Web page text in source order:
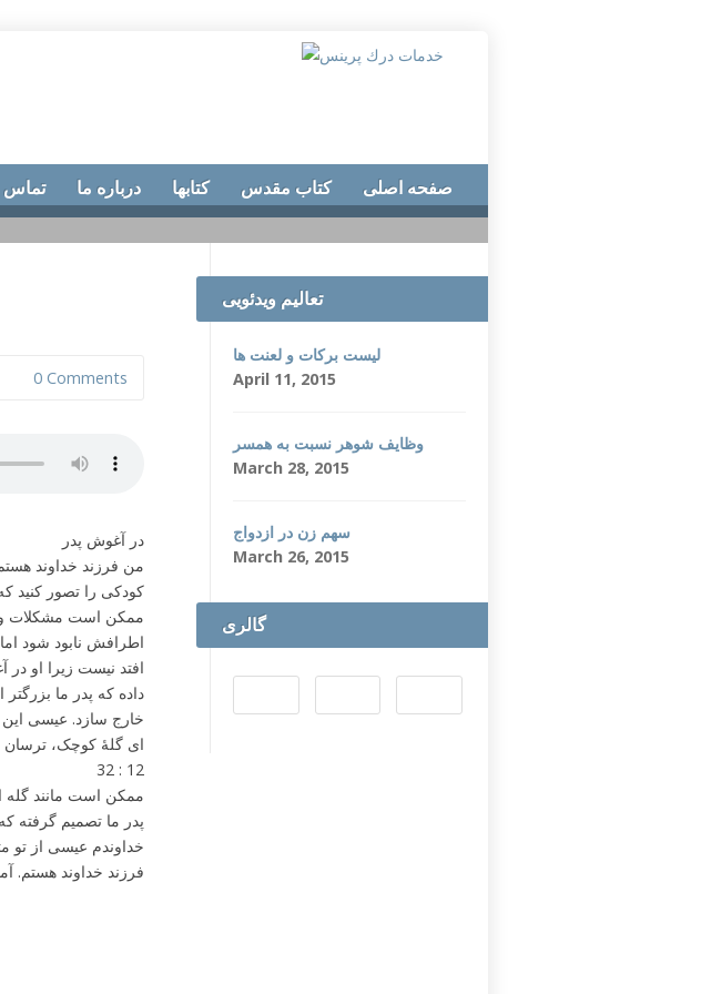
تماس درباره ما کتابها کتاب مقدس صفحه اصلی
0 Comments
در آغوش پدر
من فرزند خداوند
کودکی را تصور کنید
ممکن است مشکلات و
اطرافش نابود شود
افتد نیست زیرا او
داده که پدر ما
خارج سازد. عیسی
12 : 32
ممکن است مانند
پدر ما تصمیم گرفته
خداوندم عیسی از تو
فرزند خداوند هستم.
تعالیم ویدئویی
لیست برکات و لعنت ها
April 11, 2015
وظایف شوهر نسبت به همسر
March 28, 2015
سهم زن در ازدواج
March 26, 2015
گالری